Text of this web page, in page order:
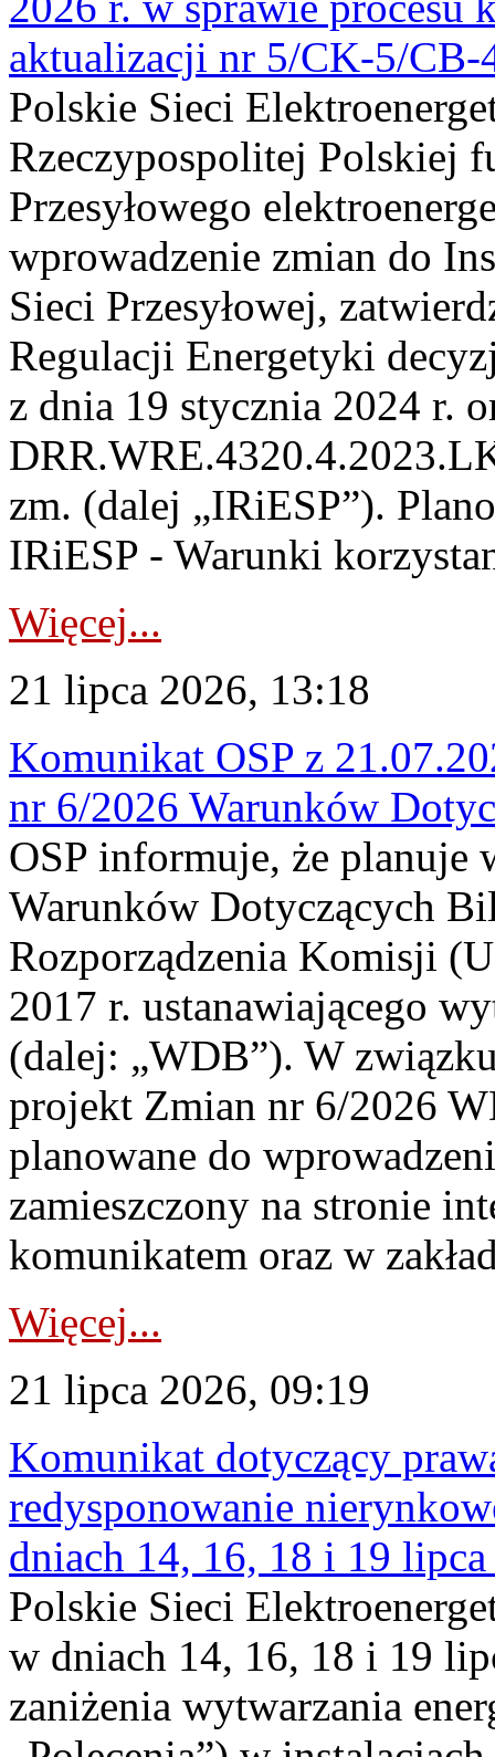
aktualizacji nr 5/CK-5/CB-
Polskie Sieci
Rzeczypospolitej Polskiej
Przesyłowego
wprowadzenie zmian do
Sieci Przesyłowej,
Regulacji Energetyki
z dnia 19 stycznia 2024 r.
zm. (dalej „IRiESP”).
IRiESP - Warunki
Więcej...
21 lipca 2026, 13:18
Komunikat OSP z
nr 6/2026 Warunków
OSP informuje, że planuje
Warunków Dotyczących
Rozporządzenia Komisji
2017 r. ustanawiającego
(dalej: „WDB”). W
projekt Zmian nr 6/2026
planowane do
zamieszczony na stronie
komunikatem oraz w
Więcej...
21 lipca 2026, 09:19
Komunikat dotyczący
redysponowanie
dniach 14, 16, 18 i 19
Polskie Sieci
w dniach 14, 16, 18 i 19
zaniżenia wytwarzania